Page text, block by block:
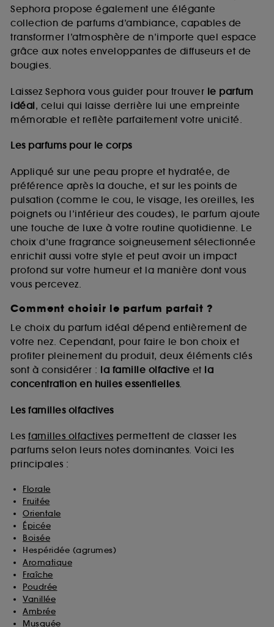
Sephora propose également une élégante
collection de parfums d’ambiance, capables de
transformer l’atmosphère de n’importe quel espace
grâce aux notes enveloppantes de diffuseurs et de
bougies.
Laissez Sephora vous guider pour trouver le parfum
idéal, celui qui laisse derrière lui une empreinte
mémorable et reflète parfaitement votre unicité.
Les parfums pour le corps
Appliqué sur une peau propre et hydratée, de
préférence après la douche, et sur les points de
pulsation (comme le cou, le visage, les oreilles, les
poignets ou l’intérieur des coudes), le parfum ajoute
une touche de luxe à votre routine quotidienne. Le
choix d’une fragrance soigneusement sélectionnée
enrichit aussi votre style et peut avoir un impact
profond sur votre humeur et la manière dont vous
vous percevez.
Comment choisir le parfum parfait ?
Le choix du parfum idéal dépend entièrement de
votre nez. Cependant, pour faire le bon choix et
profiter pleinement du produit, deux éléments clés
sont à considérer : la famille olfactive et la
concentration en huiles essentielles.
Les familles olfactives
Les familles olfactives permettent de classer les
parfums selon leurs notes dominantes. Voici les
principales :
Florale
Fruitée
Orientale
Épicée
Boisée
Hespéridée (agrumes)
Aromatique
Fraîche
Poudrée
Vanillée
Ambrée
Musquée
de vous plaire via des publicités, y compris sur des
sites tiers et sur les réseaux sociaux, sur la base
des pages que vous avez consultées, de votre
navigation, et de l'historique de vos interactions.
d’en améliorer la performance.
Cookies de sécurisation des paiements en ligne :
fraudes aux moyens de paiement et les
usurpations d’identité.
Cookies fonctionnels :il s’agit de cookies
permettant l’affichage et/ou la fourniture de
certaines fonctionnalités du site, tel que les
cookies d’authentification qui sont utilisés afin de
vous faire bénéficier de l’authentification
prolongée vous permettant d’accéder à votre
compte lors de votre prochaine visite sur le site
sans saisir à nouveau votre identifiant et mot de
passe.
A l'exception des cookies techniques, le dépôt et la
lecture de ces traceurs requiert votre accord. Vous
pouvez personnaliser vos choix concernant le dépôt
de ces cookies grâce au bouton "personnaliser mes
choix" ci-dessous ou décider de "tout accepter".
Sephora pourra associer les informations de
navigation collectées par ces Cookies, pour les
collectées ou générées lors de votre activité en ligne
sur "continuer sans accepter". Voous pouvez à tout
moment choisir de retirer votrte consentement. Si vous
souhaitez obtenir plus d'information sur les cookies
utilisés, cliquez